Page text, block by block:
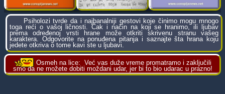
Psiholozi tvrde da i najbanalniji gestovi koje činimo mogu mnogo
toga reći o vašoj ličnosti. Čak i način na koji se hranimo, ili ljubav
prema određenoj vrsti hrane može otkriti skrivenu stranu vašeg
karaktera. Odgovorite na ponuđena pitanja i saznajte šta hrana koju
jedete otkriva o tome kavi ste u ljubavi.
Osmeh na lice: Već vas duže vreme promatramo i zaključili
smo da ne možete dobiti moždani udar, jer bi to bio udarac u prazno!